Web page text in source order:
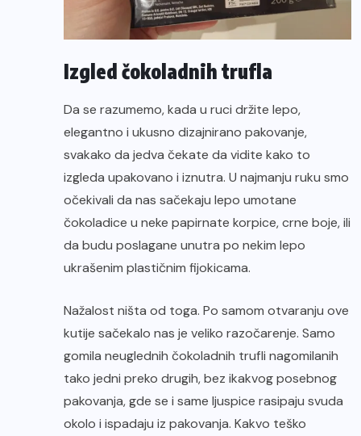
Izgled čokoladnih trufla
Da se razumemo, kada u ruci držite lepo,
elegantno i ukusno dizajnirano pakovanje,
svakako da jedva čekate da vidite kako to
izgleda upakovano i iznutra. U najmanju ruku smo
očekivali da nas sačekaju lepo umotane
čokoladice u neke papirnate korpice, crne boje, ili
da budu poslagane unutra po nekim lepo
ukrašenim plastičnim fijokicama.
Nažalost ništa od toga. Po samom otvaranju ove
kutije sačekalo nas je veliko razočarenje. Samo
gomila neuglednih čokoladnih trufli nagomilanih
tako jedni preko drugih, bez ikakvog posebnog
pakovanja, gde se i same ljuspice rasipaju svuda
okolo i ispadaju iz pakovanja. Kakvo teško